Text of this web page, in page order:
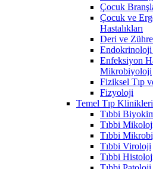
Çocuk
Çocuk ve
Hastalıkları
Deri ve
Endokrinoloji
Enfeksiyon
Mikrobiyoloji
Fiziksel Tıp
Fizyoloji
Temel Tıp Klinikleri
Tıbbi
Tıbbi
Tıbbi
Tıbbi Viroloji
Tıbbi